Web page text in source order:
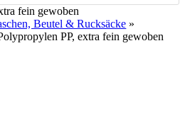
fein gewoben
Beutel & Rucksäcke »
PP, extra fein gewoben